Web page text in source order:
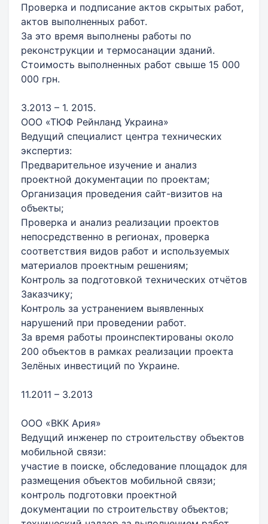
Проверка и подписание актов скрытых работ,
актов выполненных работ.
За это время выполнены работы по
реконструкции и термосанации зданий.
Стоимость выполненных работ свыше 15 000
000 грн.
3.2013 – 1. 2015.
ООО «ТЮФ Рейнланд Украина»
Ведущий специалист центра технических
экспертиз:
Предварительное изучение и анализ
проектной документации по проектам;
Организация проведения сайт-визитов на
объекты;
Проверка и анализ реализации проектов
непосредственно в регионах, проверка
соответствия видов работ и используемых
материалов проектным решениям;
Контроль за подготовкой технических отчётов
Заказчику;
Контроль за устранением выявленных
нарушений при проведении работ.
За время работы проинспектированы около
200 объектов в рамках реализации проекта
Зелёных инвестиций по Украине.
11.2011 – 3.2013
ООО «ВКК Ария»
Ведущий инженер по строительству объектов
мобильной связи:
участие в поиске, обследование площадок для
размещения объектов мобильной связи;
контроль подготовки проектной
документации по строительству объектов;